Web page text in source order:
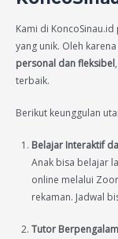
Kami di
yang unik. Oleh
personal dan fleksibel
terbaik.
Berikut keunggulan
Belajar Interaktif
Anak bisa belajar
online melalui
rekaman. Jadwal
Tutor